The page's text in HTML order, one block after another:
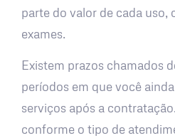
parte do valor de cada uso,
exames.
Existem prazos chamados
períodos em que você
serviços após a
conforme o tipo de